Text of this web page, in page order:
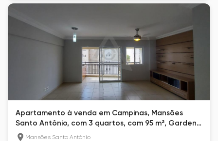
Apartamento à venda em Campinas, Mansões
Santo Antônio, com 3 quartos, com 95 m², Garden
ClubMansões Santo Antônio